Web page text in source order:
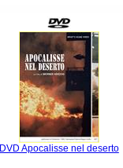
DVD Apocalisse nel deserto